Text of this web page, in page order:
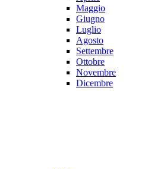
Maggio
Giugno
Luglio
Agosto
Settembre
Ottobre
Novembre
Dicembre